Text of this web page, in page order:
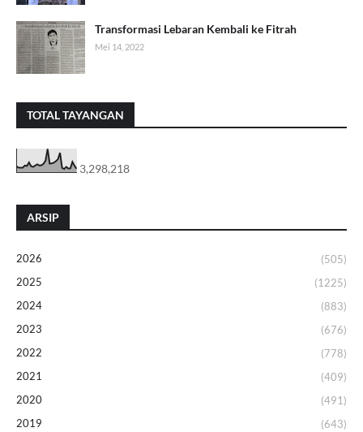
Transformasi Lebaran Kembali ke Fitrah
Mei 14, 2022
TOTAL TAYANGAN
3,298,218
ARSIP
2026
(505)
2025
(1225)
2024
(883)
2023
(676)
2022
(778)
2021
(409)
2020
(491)
2019
(643)